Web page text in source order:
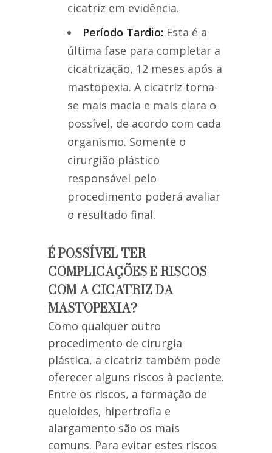
cicatriz em evidência.
Período Tardio: Esta é a
última fase para completar a
cicatrização, 12 meses após a
mastopexia. A cicatriz torna-
se mais macia e mais clara o
possível, de acordo com cada
organismo. Somente o
cirurgião plástico
responsável pelo
procedimento poderá avaliar
o resultado final.
É POSSÍVEL TER
COMPLICAÇÕES E RISCOS
COM A CICATRIZ DA
MASTOPEXIA?
Como qualquer outro
procedimento de cirurgia
plástica, a cicatriz também pode
oferecer alguns riscos à paciente.
Entre os riscos, a formação de
queloides, hipertrofia e
alargamento são os mais
comuns. Para evitar estes riscos